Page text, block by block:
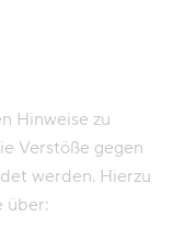
Hinweise zu
Verstöße gegen
werden. Hierzu
über: